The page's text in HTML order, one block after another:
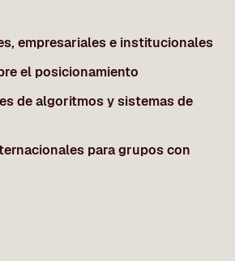
empresariales e institucionales
el posicionamiento
de algoritmos y sistemas de
para grupos con